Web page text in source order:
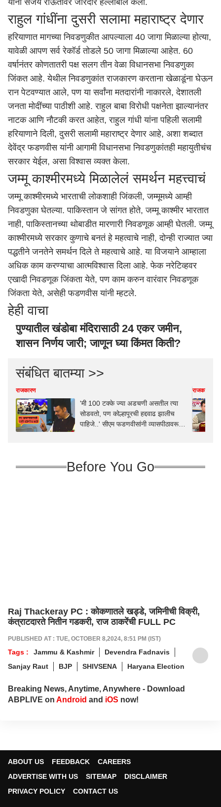
यांनी संजय राऊतांवर जोरदार हल्लाबोल केला.
राहुल गांधींना दुसरी सलामा महाराष्ट्र देणार
हरियाणात मागच्या निवडणुकीत आपल्याला 40 जागा मिळाल्या होत्या,
यावेळी आपण सर्व रेकॉर्ड तोडले 50 जागा मिळाल्या आहेत. 60
वर्षानंतर कोणतातरी पक्ष सलग तीन वेळा विधानसभा निवडणुका
जिंकत आहे. येथील निवडणुकांत राजकारण करताना खेळाडूंना घेऊन
रान पेटवण्यात आले, पण या सर्वांना मतदारांनी नाकारले, देशातली
जनता मोदींच्या पाठीशी आहे. राहुल बाबा विरोधी पक्षनेता झाल्यानंतर
नाटक आणि नौटकी करत आहेत, राहुल गांधी यांना पहिली सलामी
हरियाणाने दिली, दुसरी सलामीमहाराष्ट्र देणार आहे, अशा शब्दात
देवेंद्र फडणवीसयांनी आगामी विधानसभा निवडणुकांतही महायुतीचंच
सरकार येईल, असा विश्वास व्यक्त केला.
जम्मू काश्मीरमध्ये मिळालेलं समर्थन महत्त्वाचं
जम्मू काश्मीरमध्ये भारताची लोकशाही जिंकली, जम्मूमध्ये आम्ही
निवडणुका घेतल्या. पाकिस्तान जे सांगत होते, जम्मू काश्मीर भारतात
नाही, पाकिस्तानच्या थोबाडीत मारणारी निवडणूक आम्ही घेतली. जम्मू
काश्मीरमध्ये सरकार कुणाचे बनतं हे महत्वाचे नाही, दोन्ही राज्यात ज्या
पद्धतीने जनतेने समर्थन दिले ते महत्वाचे आहे. या विजयाने आम्हाला
अधिक काम करण्याचा आत्मविश्वास दिला आहे. फेक नरेटिव्हवर
एखादी निवडणूक जिंकता येते, पण काम करुन वारंवार निवडणूक
जिंकता येते, असेही फडणवीस यांनी म्हटले.
हेही वाचा
पुण्यातील खंडोबा मंदिरासाठी 24 एकर जमीन,
शासन निर्णय जारी; जाणून घ्या किंमत किती?
संबंधित बातम्या >>
राजकारण
'मी 100 टक्के ज्या अडचणी असतील त्या
सोडवतो, पण कोल्हापूरची हद्दवाढ झालीच
पाहिजे..' सीएम फडणवीसांनी व्यासपीठावरून
राजकारण
Before You Go
Raj Thackeray PC : कोकणातले खड्डे, जमिनीची विक्री,
कंत्राटदारते नितीन गडकरी, राज ठाकरेंची FULL PC
PUBLISHED AT : TUE, OCTOBER 8,2024, 8:51 PM (IST)
Tags : Jammu & Kashmir
Devendra Fadnavis
Sanjay Raut
BJP SHIVSENA Haryana Election
Breaking News, Anytime, Anywhere - Download
ABPLIVE on Android and iOS now!
ABOUT US FEEDBACK
CAREERS
ADVERTISE WITH US
SITEMAP
DISCLAIMER
PRIVACY POLICY
CONTACT US